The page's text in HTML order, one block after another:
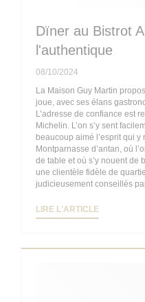
Dïner au Bistrot
l'authentique
08/10/2024
La Maison Guy Martin
joue, avec ses élans
L’adresse de confiance est
Michelin. L’on s’y sent
beaucoup aimé l’esprit qui
Montparnasse d’antan, où
de table et où s’y nouent de
une clientèle fidèle de
judicieusement conseillés
LIRE L'ARTICLE